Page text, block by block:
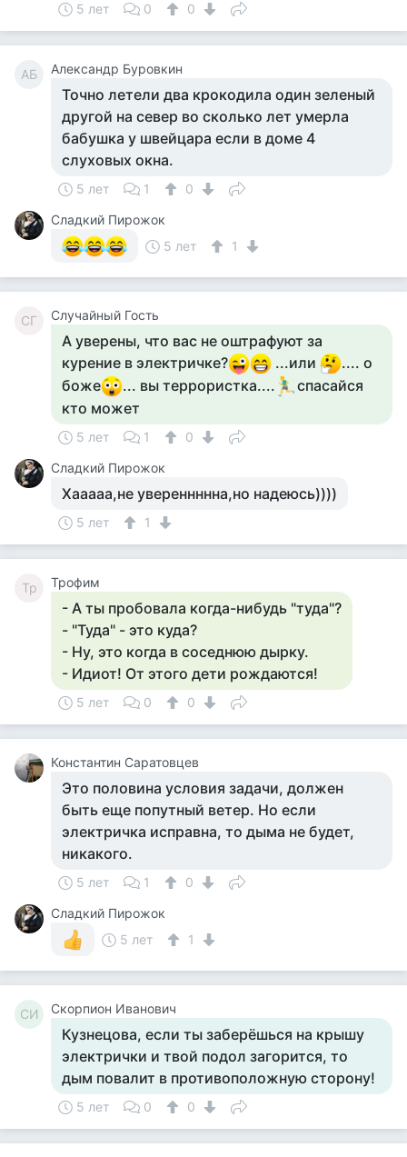
5 лет 0 0
АБ Александр Буровкин
Точно летели два крокодила один зеленый
другой на север во сколько лет умерла
бабушка у швейцара если в доме 4
слуховых окна.
5 лет 1
0
Сладкий Пирожок
5 лет
1
СГ Случайный Гость
А уверены, что вас не оштрафуют за
курение в электричке?
...или
.... о
боже
... вы террористка....
спасайся
кто может
5 лет 1
0
Сладкий Пирожок
Хааааа,не увереннннна,но надеюсь))))
5 лет 1
Тр Трофим
- А ты пробовала когда-нибудь "туда"?
- "Туда" - это куда?
- Ну, это когда в соседнюю дырку.
- Идиот! От этого дети рождаются!
5 лет 0 0
Константин Саратовцев
Это половина условия задачи, должен
быть еще попутный ветер. Но если
электричка исправна, то дыма не будет,
никакого.
5 лет 1
0
Сладкий Пирожок
5 лет
1
СИ Скорпион Иванович
Кузнецова, если ты заберёшься на крышу
электрички и твой подол загорится, то
дым повалит в противоположную сторону!
5 лет 0 0